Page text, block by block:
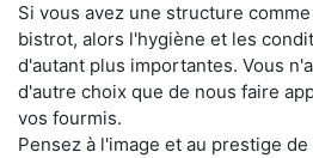
Si vous avez une structure
bistrot, alors l'hygiène et les
d'autant plus importantes. Vous
d'autre choix que de nous faire
vos fourmis.
Pensez à l'image et au prestige